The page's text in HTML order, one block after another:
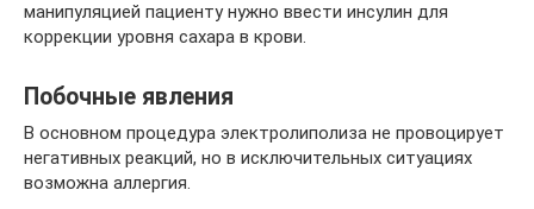
манипуляцией пациенту нужно ввести инсулин для
коррекции уровня сахара в крови.
Побочные явления
В основном процедура электролиполиза не провоцирует
негативных реакций, но в исключительных ситуациях
возможна аллергия.